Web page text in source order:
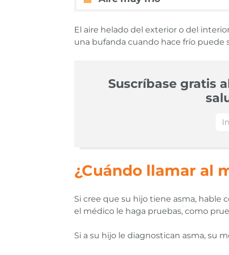
El aire helado del exterior o del
una bufanda cuando hace frío puede
Suscríbase gratis
¿Cuándo llamar al
Si cree que su hijo tiene asma, hable
el médico le haga pruebas, como
Si a su hijo le diagnostican asma, su